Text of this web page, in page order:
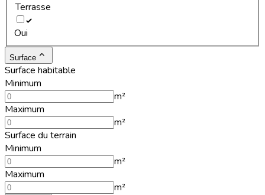
Terrasse
Oui
Surface
Surface habitable
Minimum
m²
Maximum
m²
Surface du terrain
Minimum
m²
Maximum
m²